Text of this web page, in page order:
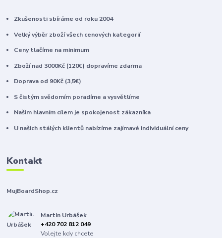
Zkušenosti sbíráme od roku 2004
Velký výběr zboží všech cenových kategorií
Ceny tlačíme na minimum
Zboží nad 3000Kč (120€) dopravíme zdarma
Doprava od 90Kč (3,5€)
S čistým svědomím poradíme a vysvětlíme
Našim hlavním cílem je spokojenost zákazníka
U našich stálých klientů nabízíme zajímavé individuální ceny
Kontakt
MujBoardShop.cz
Martin Urbášek
+420 702 812 049
Volejte kdy chcete